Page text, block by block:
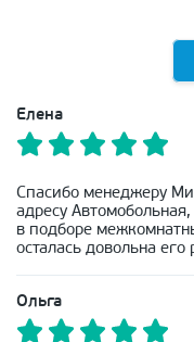
Елена
Спасибо менеджеру
адресу
в подборе
осталась довольна
Ольга